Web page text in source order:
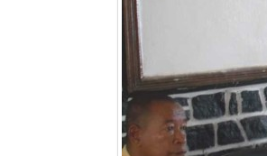
Le Nord de Madagascar